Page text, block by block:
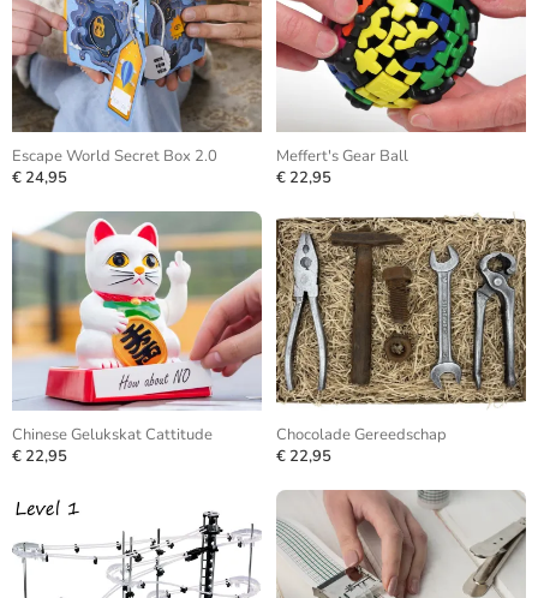
Escape World Secret Box 2.0
€ 24,95
Meffert's Gear Ball
€ 22,95
Chinese Gelukskat Cattitude
€ 22,95
Chocolade Gereedschap
€ 22,95